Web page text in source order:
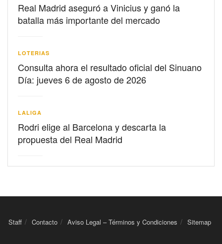
Real Madrid aseguró a Vinicius y ganó la
batalla más importante del mercado
LOTERIAS
Consulta ahora el resultado oficial del Sinuano
Día: jueves 6 de agosto de 2026
LALIGA
Rodri elige al Barcelona y descarta la
propuesta del Real Madrid
Staff Contacto Aviso Legal – Términos y Condiciones Sitemap